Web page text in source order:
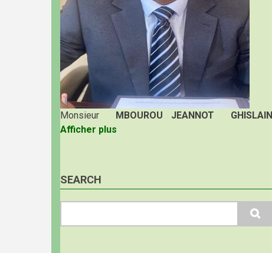
Monsieur
MBOUROU JEANNOT GHISLAIN
Afficher plus
SEARCH